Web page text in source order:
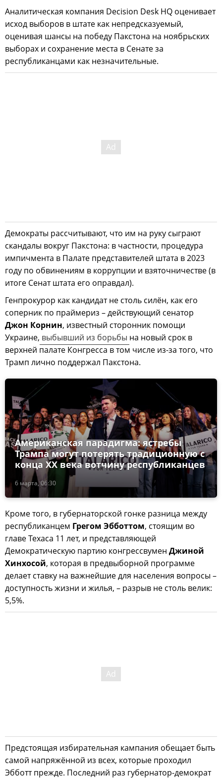
Аналитическая компания Decision Desk HQ оценивает
исход выборов в штате как непредсказуемый,
оценивая шансы на победу Пакстона на ноябрьских
выборах и сохранение места в Сенате за
республиканцами как незначительные.
Демократы рассчитывают, что им на руку сыграют
скандалы вокруг Пакстона: в частности, процедура
импичмента в Палате представителей штата в 2023
году по обвинениям в коррупции и взяточничестве (в
итоге Сенат штата его оправдал).
Генпрокурор как кандидат не столь силён, как его
соперник по праймериз – действующий сенатор
Джон Корнин, известный сторонник помощи
Украине, выбывший из борьбы на новый срок в
верхней палате Конгресса в том числе из-за того, что
Трамп лично поддержал Пакстона.
6 марта, 06:30
Американская парадигма: ястребы
Трампа могут потерять традиционную с
конца XX века вотчину республиканцев
Кроме того, в губернаторской гонке разница между
республиканцем Грегом Эбботтом, стоящим во
главе Техаса 11 лет, и представляющей
Демократическую партию конгрессвумен Джиной
Хинхосой, которая в предвыборной программе
делает ставку на важнейшие для населения вопросы –
доступность жизни и жилья, – разрыв не столь велик:
5,5%.
Предстоящая избирательная кампания обещает быть
самой напряжённой из всех, которые проходил
Эбботт прежде. Последний раз губернатор-демократ